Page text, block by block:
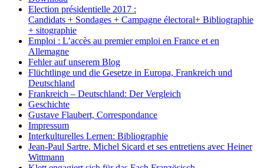
Election présidentielle 2017 :
Candidats + Sondages + Campagne électoral+ Bibliographie
+ sitographie
Emploi : L’accès au premier emploi en France et en
Allemagne
Fehler auf unserem Blog
Flüchtlinge und die Gesetze in Europa, Frankreich und
Deutschland
Frankreich – Deutschland: Der Vergleich
Geschichte
Gustave Flaubert, Correspondance
Impressum
Interkulturelles Lernen: Bibliographie
Jean-Paul Sartre. Michel Sicard et ses entretiens avec Heiner
Wittmann